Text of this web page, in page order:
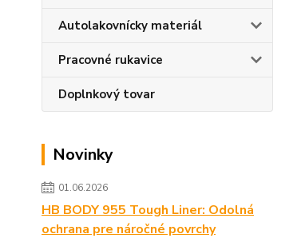
Autolakovnícky materiál
Pracovné rukavice
Doplnkový tovar
Novinky
01.06.2026
HB BODY 955 Tough Liner: Odolná
ochrana pre náročné povrchy